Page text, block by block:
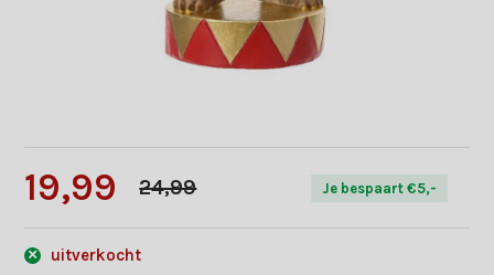
19,99 24,99 Je bespaart €5,-
uitverkocht